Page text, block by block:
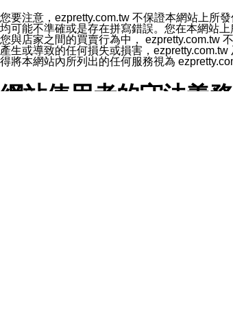
5.開關「接收LINE通知型訊息」
❗️關閉「接收通知型訊息」後，將不會接收
您要注意，ezpretty.com.tw 不保證本網站上所
均可能不準確或是存在拼寫錯誤。您在本網站
您與店家之間的買賣行為中， ezpretty.com.tw
產生或導致的任何損失或損害，
得將本網站內所列出的任何服務視為
網站使用者的守法義